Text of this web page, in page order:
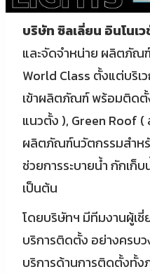
บริษัท ซิลเลี่ยน อินโนเ
และจัดจำหน่าย ผลิตภั
World Class ตั้งแต่บริ
เข้าผลิตภัณฑ์ พร้อมติดตั้
แนวตั้ง ), Green Roof (
ผลิตภัณฑ์นวัตกรรมสำห
ช่วยการระบายน้ำ กักเ
เป็นต้น
โดยบริษัทฯ มีทีมงานผู้เ
บริการติดตั้ง อย่างครบ
บริการด้านการติดตั้งทั้ง